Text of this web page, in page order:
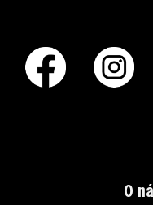
O